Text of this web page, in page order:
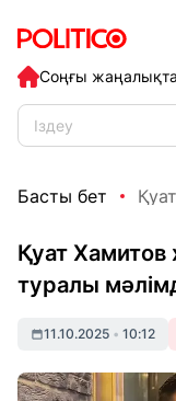
Соңғы
Басты бет
Қуат Хамитов
туралы
11.10.2025 • 10:12